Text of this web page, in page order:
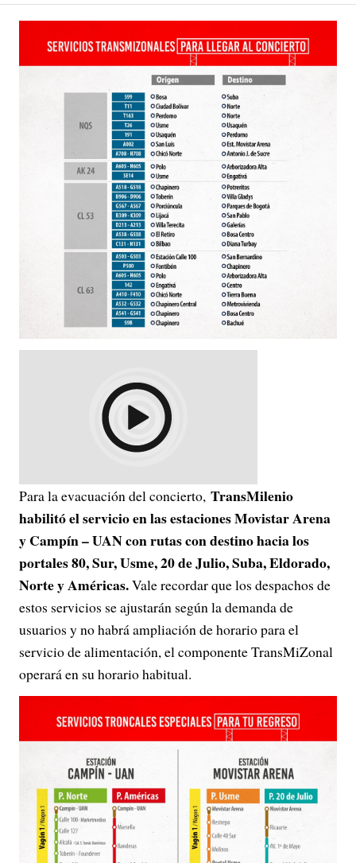
Para la evacuación del concierto, TransMilenio
habilitó el servicio en las estaciones Movistar Arena
y Campín – UAN con rutas con destino hacia los
portales 80, Sur, Usme, 20 de Julio, Suba, Eldorado,
Norte y Américas.Vale recordar que los despachos de
estos servicios se ajustarán según la demanda de
usuarios y no habrá ampliación de horario para el
servicio de alimentación, el componente TransMiZonal
operará en su horario habitual.